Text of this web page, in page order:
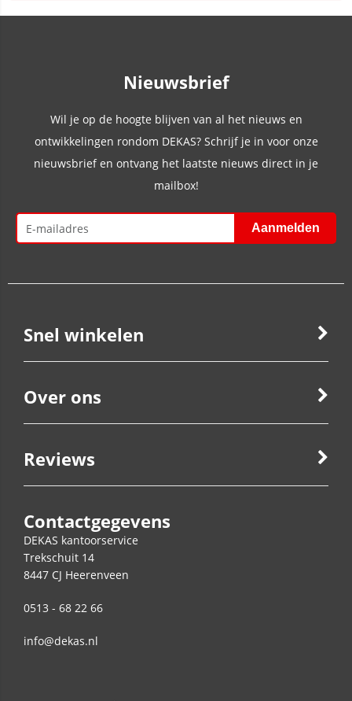
Nieuwsbrief
Wil je op de hoogte blijven van al het nieuws en
ontwikkelingen rondom DEKAS? Schrijf je in voor onze
nieuwsbrief en ontvang het laatste nieuws direct in je
mailbox!
Snel winkelen
Over ons
Reviews
Contactgegevens
DEKAS kantoorservice
Trekschuit 14
8447 CJ Heerenveen
0513 - 68 22 66
info@dekas.nl